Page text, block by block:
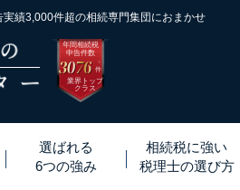
実績3,000件超の相続専門集団におまかせ
年間相続税
申告件数
3076 ※
件
業界トップ
クラス
選ばれる
6つの強み
相続税に強い
税理士の選び方